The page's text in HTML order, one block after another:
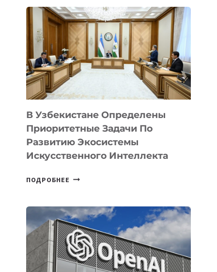
В Узбекистане Определены
Приоритетные Задачи По
Развитию Экосистемы
Искусственного Интеллекта
ПОДРОБНЕЕ В
ПРИОРИТЕТНЫЕ
ЗАДАЧИ
ПО
РАЗВИТИЮ
ЭКОСИСТЕМЫ